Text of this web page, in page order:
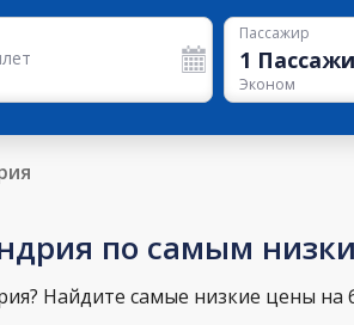
Пассажир
1
Эконом
по самым
Найдите самые низкие цены на